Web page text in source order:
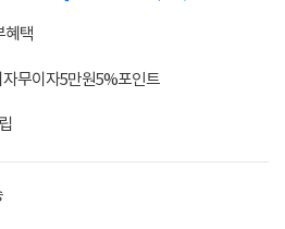
혜택
자무이자5만원5%포인트